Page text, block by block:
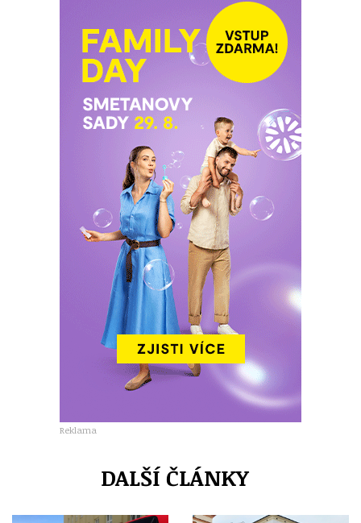
Reklama
DALŠÍ ČLÁNKY